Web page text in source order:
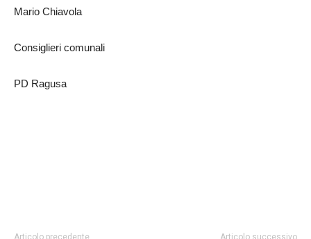
Mario Chiavola
Consiglieri comunali
PD Ragusa
Articolo precedente Articolo successivo